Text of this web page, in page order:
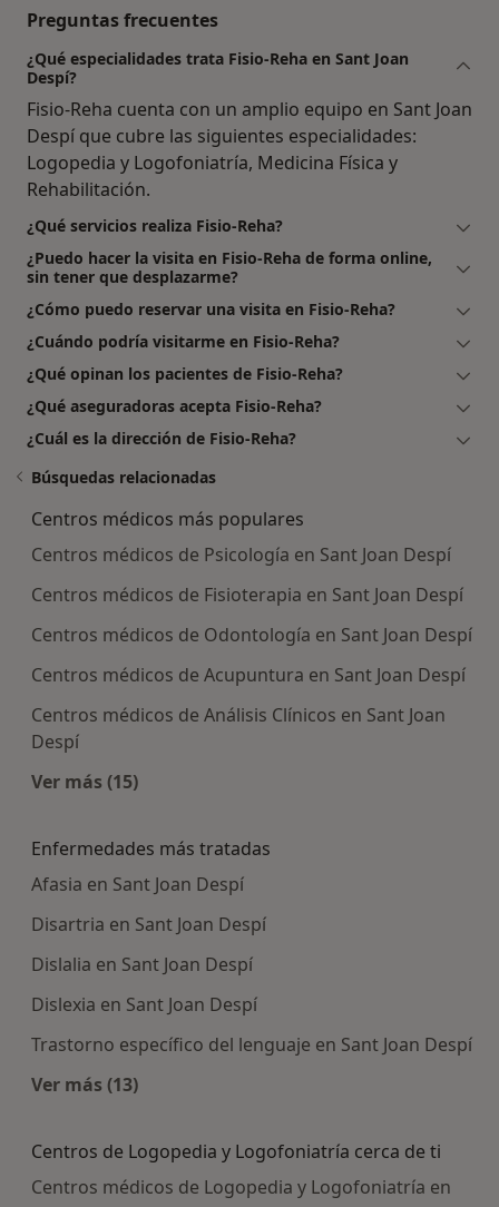
Preguntas frecuentes
¿Qué especialidades trata Fisio-Reha en Sant Joan
Despí?
Fisio-Reha cuenta con un amplio equipo en Sant Joan
Despí que cubre las siguientes especialidades:
Logopedia y Logofoniatría, Medicina Física y
Rehabilitación.
¿Qué servicios realiza Fisio-Reha?
¿Puedo hacer la visita en Fisio-Reha de forma online,
sin tener que desplazarme?
¿Cómo puedo reservar una visita en Fisio-Reha?
¿Cuándo podría visitarme en Fisio-Reha?
¿Qué opinan los pacientes de Fisio-Reha?
¿Qué aseguradoras acepta Fisio-Reha?
¿Cuál es la dirección de Fisio-Reha?
Búsquedas relacionadas
Centros médicos más populares
Centros médicos de Psicología en Sant Joan Despí
Centros médicos de Fisioterapia en Sant Joan Despí
Centros médicos de Odontología en Sant Joan Despí
Centros médicos de Acupuntura en Sant Joan Despí
Centros médicos de Análisis Clínicos en Sant Joan
Despí
Ver más (15)
Enfermedades más tratadas
Afasia en Sant Joan Despí
Disartria en Sant Joan Despí
Dislalia en Sant Joan Despí
Dislexia en Sant Joan Despí
Trastorno específico del lenguaje en Sant Joan Despí
Ver más (13)
Centros de Logopedia y Logofoniatría cerca de ti
Centros médicos de Logopedia y Logofoniatría en